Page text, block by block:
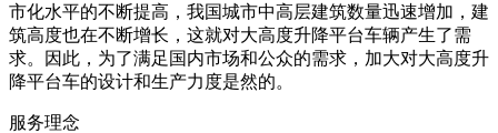
市化水平的不断提高，我国城市中高层建筑数量迅速增加，建
筑高度也在不断增长，这就对大高度升降平台车辆产生了需
求。因此，为了满足国内市场和公众的需求，加大对大高度升
降平台车的设计和生产力度是然的。
服务理念